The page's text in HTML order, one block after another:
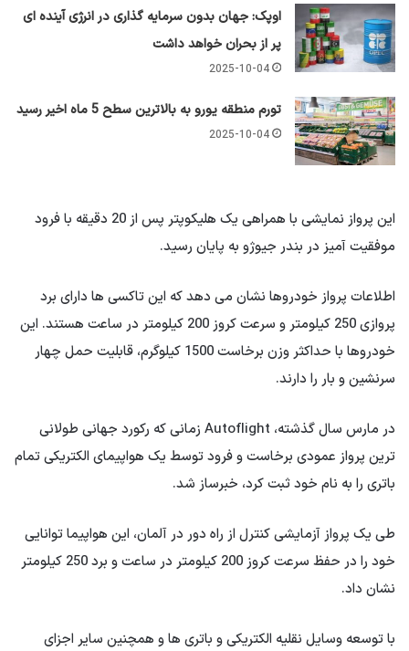
اوپک: جهان بدون سرمایه گذاری در انرژی آینده ای
پر از بحران خواهد داشت
2025-10-04
تورم منطقه یورو به بالاترین سطح 5 ماه اخیر رسید
2025-10-04
این پرواز نمایشی با همراهی یک هلیکوپتر پس از 20 دقیقه با فرود
موفقیت آمیز در بندر جیوژو به پایان رسید.
اطلاعات پرواز خودروها نشان می دهد که این تاکسی ها دارای برد
پروازی 250 کیلومتر و سرعت کروز 200 کیلومتر در ساعت هستند. این
خودروها با حداکثر وزن برخاست 1500 کیلوگرم، قابلیت حمل چهار
سرنشین و بار را دارند.
در مارس سال گذشته، Autoflight زمانی که رکورد جهانی طولانی
ترین پرواز عمودی برخاست و فرود توسط یک هواپیمای الکتریکی تمام
باتری را به نام خود ثبت کرد، خبرساز شد.
طی یک پرواز آزمایشی کنترل از راه دور در آلمان، این هواپیما توانایی
خود را در حفظ سرعت کروز 200 کیلومتر در ساعت و برد 250 کیلومتر
نشان داد.
با توسعه وسایل نقلیه الکتریکی و باتری ها و همچنین سایر اجزای